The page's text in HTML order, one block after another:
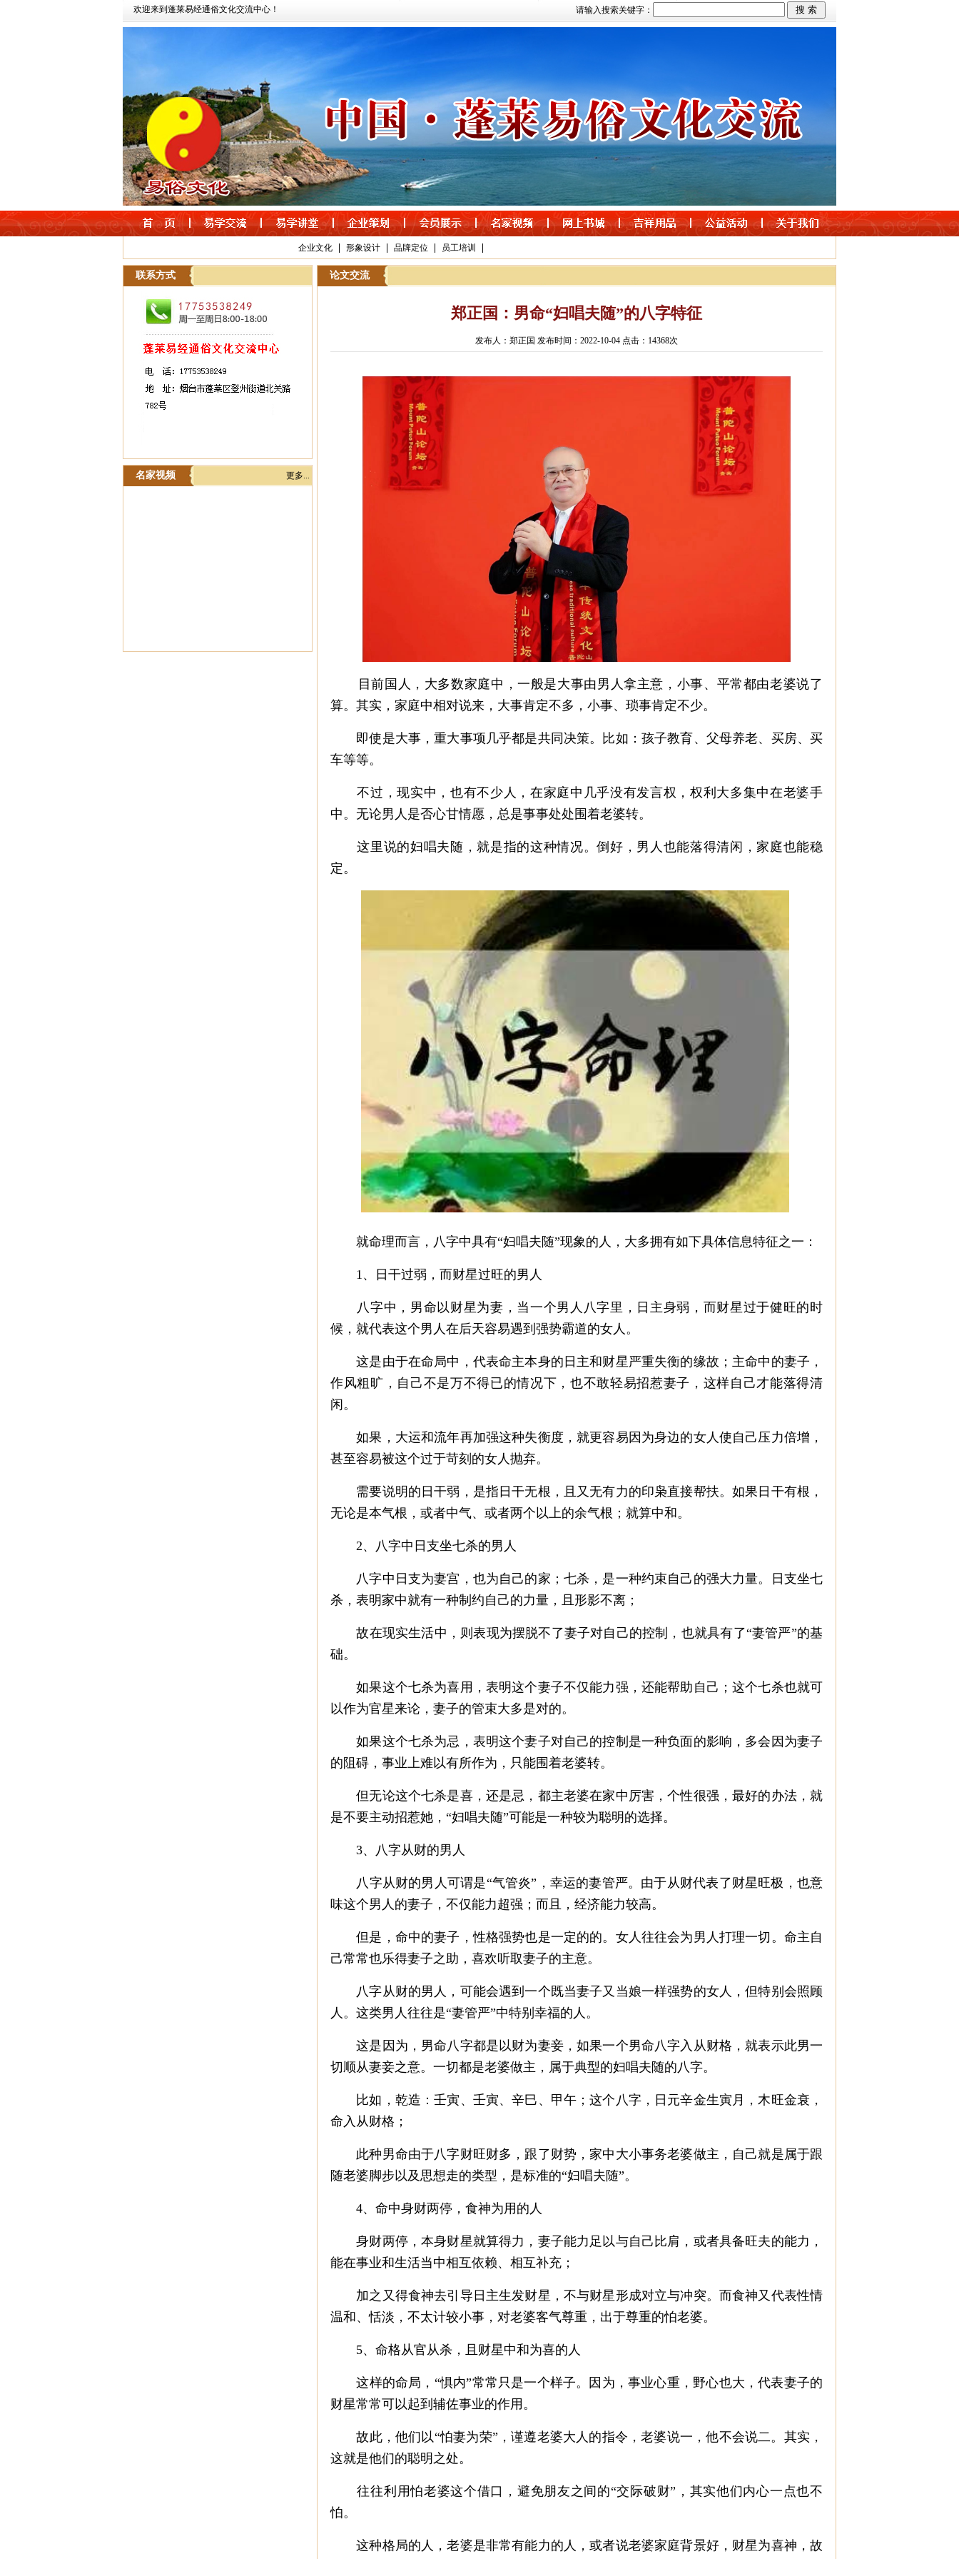
欢迎来到蓬莱易经通俗文化交流中心！ 请输入搜索关键字：
企业文化 形象设计 品牌定位 员工培训
联系方式
名家视频 更多...
论文交流
郑正国：男命“妇唱夫随”的八字特征
发布人：郑正国 发布时间：2022-10-04 点击：14368次
目前国人，大多数家庭中，一般是大事由男人拿主意，小事、平常都由老婆说了
算。其实，家庭中相对说来，大事肯定不多，小事、琐事肯定不少。
即使是大事，重大事项几乎都是共同决策。比如：孩子教育、父母养老、买房、买
车等等。
不过，现实中，也有不少人，在家庭中几乎没有发言权，权利大多集中在老婆手
中。无论男人是否心甘情愿，总是事事处处围着老婆转。
这里说的妇唱夫随，就是指的这种情况。倒好，男人也能落得清闲，家庭也能稳
定。
就命理而言，八字中具有“妇唱夫随”现象的人，大多拥有如下具体信息特征之一：
1、日干过弱，而财星过旺的男人
八字中，男命以财星为妻，当一个男人八字里，日主身弱，而财星过于健旺的时
候，就代表这个男人在后天容易遇到强势霸道的女人。
这是由于在命局中，代表命主本身的日主和财星严重失衡的缘故；主命中的妻子，
作风粗旷，自己不是万不得已的情况下，也不敢轻易招惹妻子，这样自己才能落得清
闲。
如果，大运和流年再加强这种失衡度，就更容易因为身边的女人使自己压力倍增，
甚至容易被这个过于苛刻的女人抛弃。
需要说明的日干弱，是指日干无根，且又无有力的印枭直接帮扶。如果日干有根，
无论是本气根，或者中气、或者两个以上的余气根；就算中和。
2、八字中日支坐七杀的男人
八字中日支为妻宫，也为自己的家；七杀，是一种约束自己的强大力量。日支坐七
杀，表明家中就有一种制约自己的力量，且形影不离；
故在现实生活中，则表现为摆脱不了妻子对自己的控制，也就具有了“妻管严”的基
础。
如果这个七杀为喜用，表明这个妻子不仅能力强，还能帮助自己；这个七杀也就可
以作为官星来论，妻子的管束大多是对的。
如果这个七杀为忌，表明这个妻子对自己的控制是一种负面的影响，多会因为妻子
的阻碍，事业上难以有所作为，只能围着老婆转。
但无论这个七杀是喜，还是忌，都主老婆在家中厉害，个性很强，最好的办法，就
是不要主动招惹她， “妇唱夫随”可能是一种较为聪明的选择。
3、八字从财的男人
八字从财的男人可谓是“气管炎”，幸运的妻管严。由于从财代表了财星旺极，也意
味这个男人的妻子，不仅能力超强；而且，经济能力较高。
但是，命中的妻子，性格强势也是一定的的。女人往往会为男人打理一切。命主自
己常常也乐得妻子之助，喜欢听取妻子的主意。
八字从财的男人，可能会遇到一个既当妻子又当娘一样强势的女人，但特别会照顾
人。这类男人往往是“妻管严”中特别幸福的人。
这是因为，男命八字都是以财为妻妾，如果一个男命八字入从财格，就表示此男一
切顺从妻妾之意。一切都是老婆做主，属于典型的妇唱夫随的八字。
比如，乾造：壬寅、壬寅、辛巳、甲午；这个八字，日元辛金生寅月，木旺金衰，
命入从财格；
此种男命由于八字财旺财多，跟了财势，家中大小事务老婆做主，自己就是属于跟
随老婆脚步以及思想走的类型，是标准的“妇唱夫随”。
4、命中身财两停，食神为用的人
身财两停，本身财星就算得力，妻子能力足以与自己比肩，或者具备旺夫的能力，
能在事业和生活当中相互依赖、相互补充；
加之又得食神去引导日主生发财星，不与财星形成对立与冲突。而食神又代表性情
温和、恬淡，不太计较小事，对老婆客气尊重，出于尊重的怕老婆。
5、命格从官从杀，且财星中和为喜的人
这样的命局， “惧内”常常只是一个样子。因为，事业心重，野心也大，代表妻子的
财星常常可以起到辅佐事业的作用。
故此，他们以“怕妻为荣”，谨遵老婆大人的指令，老婆说一，他不会说二。其实，
这就是他们的聪明之处。
往往利用怕老婆这个借口，避免朋友之间的“交际破财”，其实他们内心一点也不
怕。
这种格局的人，老婆是非常有能力的人，或者说老婆家庭背景好，财星为喜神，故